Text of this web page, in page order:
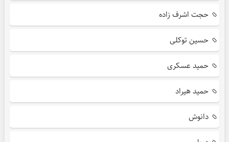
حجت اشرف زاده
حسین توکلی
حمید عسکری
حمید هیراد
دانوش